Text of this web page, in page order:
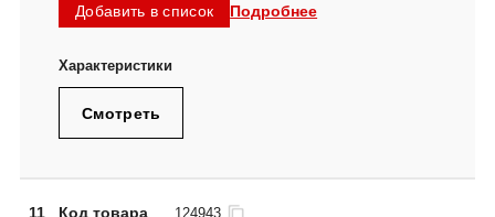
Добавить в список Подробнее
Смотреть
11 Код товара 124943